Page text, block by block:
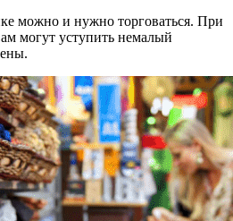
можно и нужно торговаться. При
могут уступить немалый